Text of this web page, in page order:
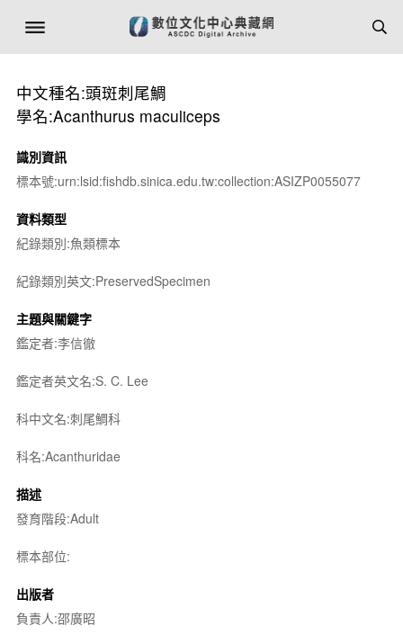
中文種名:頭斑刺尾鯛
學名:Acanthurus maculiceps
識別資訊
標本號:urn:lsid:fishdb.sinica.edu.tw:collection:ASIZP0055077
資料類型
紀錄類別:魚類標本
紀錄類別英文:PreservedSpecimen
主題與關鍵字
鑑定者:李信徹
鑑定者英文名:S. C. Lee
科中文名:刺尾鯛科
科名:Acanthuridae
描述
發育階段:Adult
標本部位:
出版者
負責人:邵廣昭